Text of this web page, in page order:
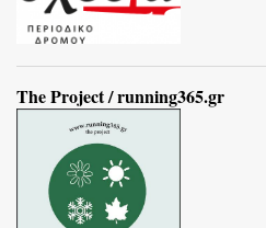
The Project / running365.gr